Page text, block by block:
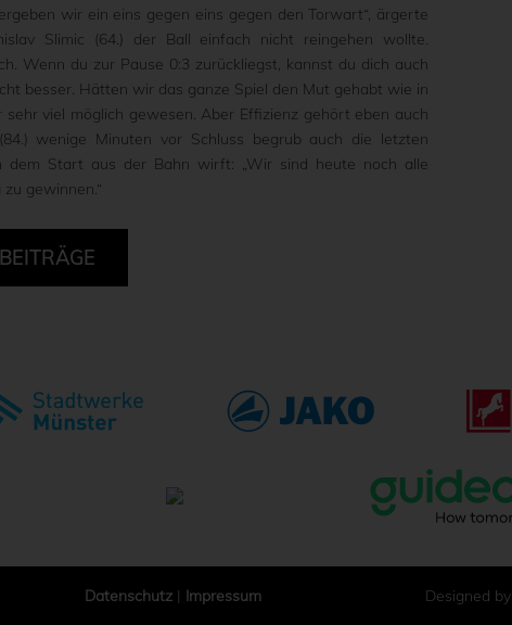
wir ein eins gegen eins gegen den Torwart“, ärgerte
Slimic (64.) der Ball einfach nicht reingehen wollte.
Wenn du zur Pause 0:3 zurückliegst, kannst du dich auch
besser. Hätten wir das ganze Spiel den Mut gehabt wie in
viel möglich gewesen. Aber Effizienz gehört eben auch
wenige Minuten vor Schluss begrub auch die letzten
dem Start aus der Bahn wirft: „Wir sind heute noch alle
gewinnen.“
Datenschutz | Impressum Designed by